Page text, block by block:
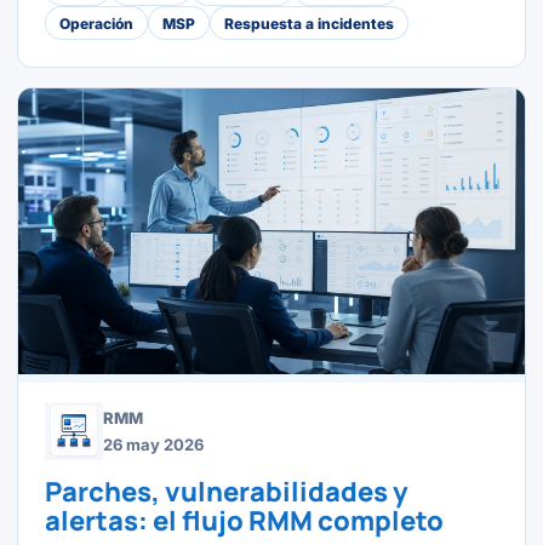
Operación
MSP Respuesta a incidentes
RMM
26 may 2026
Parches, vulnerabilidades y
alertas: el flujo RMM completo